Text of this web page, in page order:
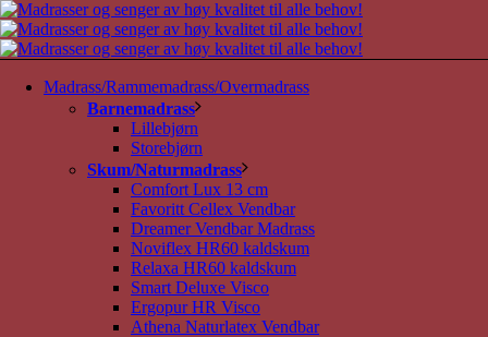
Madrass/Rammemadrass/Overmadrass
Barnemadrass
Lillebjørn
Storebjørn
Skum/Naturmadrass
Comfort Lux 13 cm
Favoritt Cellex Vendbar
Dreamer Vendbar Madrass
Noviflex HR60 kaldskum
Relaxa HR60 kaldskum
Smart Deluxe Visco
Ergopur HR Visco
Athena Naturlatex Vendbar